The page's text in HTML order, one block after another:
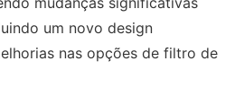
um novo design
nas opções de filtro de